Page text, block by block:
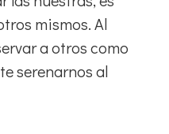
mismos. Al
a otros como
serenarnos al